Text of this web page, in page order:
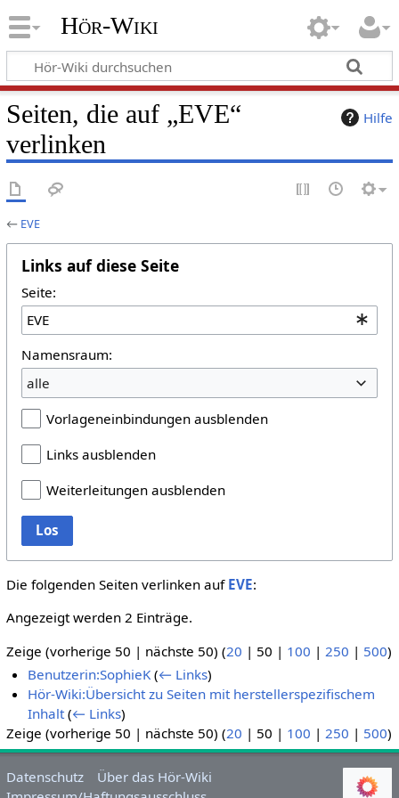
Hör-Wiki
Hilfe
Seiten, die auf „EVE“
verlinken
← EVE
Links auf diese Seite
Seite:
Namensraum:
alle
Vorlageneinbindungen ausblenden
Links ausblenden
Weiterleitungen ausblenden
Los
Die folgenden Seiten verlinken auf EVE:
Angezeigt werden 2 Einträge.
Zeige (vorherige 50 | nächste 50) (20 | 50 | 100 | 250 | 500)
Benutzerin:SophieK (← Links)
Hör-Wiki:Übersicht zu Seiten mit herstellerspezifischem
Inhalt (← Links)
Zeige (vorherige 50 | nächste 50) (20 | 50 | 100 | 250 | 500)
Datenschutz
Über das Hör-Wiki